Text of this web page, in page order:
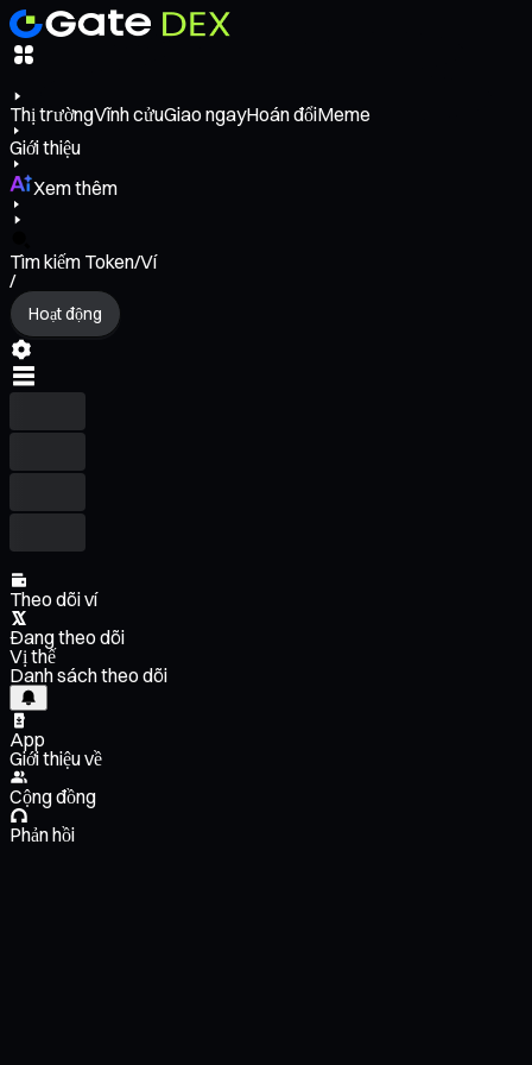
Thị trườngVĩnh cửuGiao ngayHoán đổiMeme
Giới thiệu
Xem thêm
Tìm kiếm Token/Ví
/
Hoạt động
Theo dõi ví
Đang theo dõi
Vị thế
Danh sách theo dõi
App
Giới thiệu về
Cộng đồng
Phản hồi